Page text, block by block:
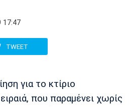
Ατρόμητος
17:47
TWEET
για το κτίριο
που παραμένει χωρίς